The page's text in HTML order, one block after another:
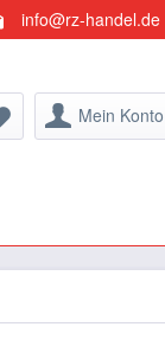
info@rz-handel.de
Mein Konto